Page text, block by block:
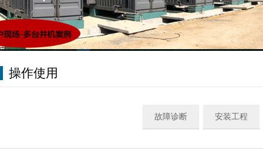
操作使用
故障诊断 安装工程